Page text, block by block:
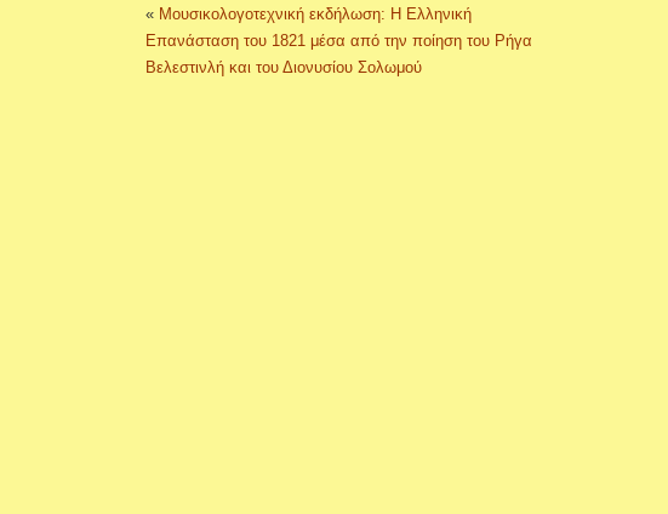
« Μουσικολογοτεχνική εκδήλωση: Η Ελληνική
Επανάσταση του 1821 μέσα από την ποίηση του Ρήγα
Βελεστινλή και του Διονυσίου Σολωμού